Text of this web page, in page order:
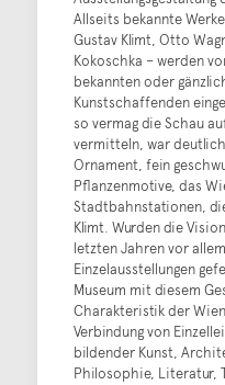
Allseits bekannte
Gustav Klimt, Otto
Kokoschka – werden
bekannten oder
Kunstschaffenden
so vermag die Schau
vermitteln, war
Ornament, fein
Pflanzenmotive, das
Stadtbahnstationen,
Klimt. Wurden die
letzten Jahren vor
Einzelausstellungen
Museum mit diesem
Charakteristik der
Verbindung von
bildender Kunst,
Philosophie, Literatur,